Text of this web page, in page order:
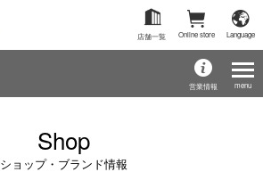
Language
Online store
店舗一覧
営業情報
Shop
ショップ・ブランド情報
menu